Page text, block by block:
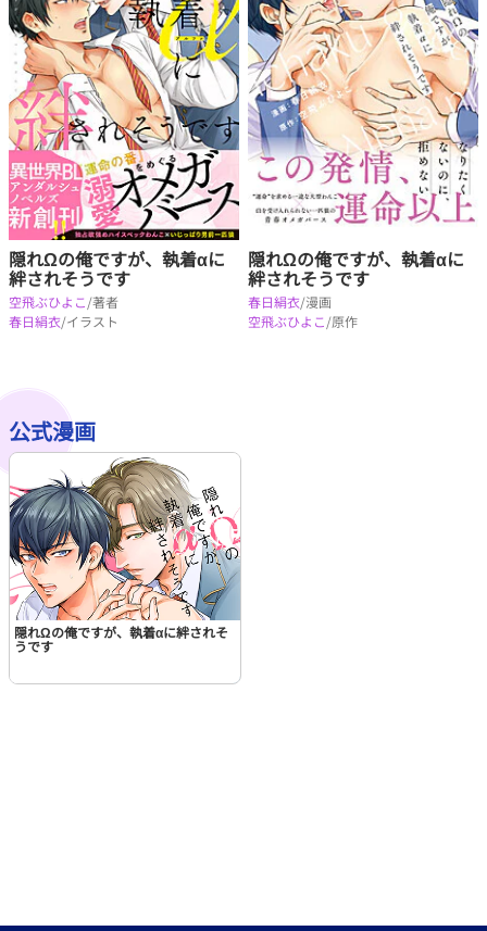
隠れΩの俺ですが、執着αに
絆されそうです
空飛ぶひよこ /著者
春日絹衣/イラスト
隠れΩの俺ですが、執着αに
絆されそうです
春日絹衣/漫画
空飛ぶひよこ /原作
公式漫画
隠れΩの俺ですが、執着αに絆されそ
うです